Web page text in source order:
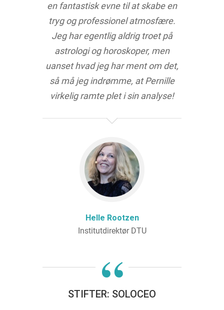
en fantastisk evne til at skabe en
tryg og professionel atmosfære.
Jeg har egentlig aldrig troet på
astrologi og horoskoper, men
uanset hvad jeg har ment om det,
så må jeg indrømme, at Pernille
virkelig ramte plet i sin analyse!
Helle Rootzen
Institutdirektør DTU
“
STIFTER: SOLOCEO